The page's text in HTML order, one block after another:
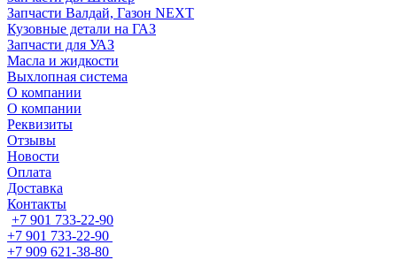
Запчасти Валдай, Газон NEXT
Кузовные детали на ГАЗ
Запчасти для УАЗ
Масла и жидкости
Выхлопная система
О компании
О компании
Реквизиты
Отзывы
Новости
Оплата
Доставка
Контакты
+7 901 733-22-90
+7 901 733-22-90
+7 909 621-38-80